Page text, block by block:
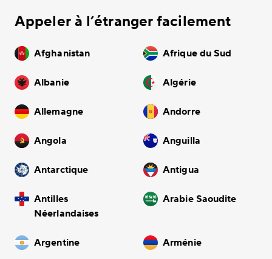
Appeler à l’étranger facilement
Afghanistan Afrique du Sud
Albanie Algérie
Allemagne Andorre
Angola Anguilla
Antarctique Antigua
Antilles
Néerlandaises
Arabie Saoudite
Argentine Arménie